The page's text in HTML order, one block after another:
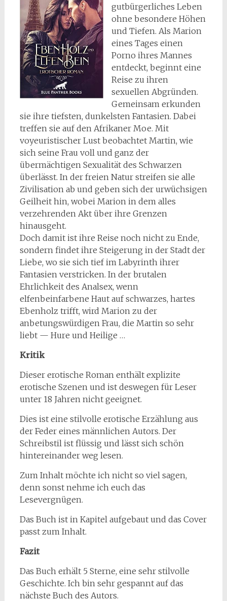
gutbürgerliches Leben
ohne besondere Höhen
und Tiefen. Als Marion
eines Tages einen
Porno ihres Mannes
entdeckt, beginnt eine
Reise zu ihren
sexuellen Abgründen.
Gemeinsam erkunden
sie ihre tiefsten, dunkelsten Fantasien. Dabei
treffen sie auf den Afrikaner Moe. Mit
voyeuristischer Lust beobachtet Martin, wie
sich seine Frau voll und ganz der
übermächtigen Sexualität des Schwarzen
überlässt. In der freien Natur streifen sie alle
Zivilisation ab und geben sich der urwüchsigen
Geilheit hin, wobei Marion in dem alles
verzehrenden Akt über ihre Grenzen
hinausgeht.
Doch damit ist ihre Reise noch nicht zu Ende,
sondern findet ihre Steigerung in der Stadt der
Liebe, wo sie sich tief im Labyrinth ihrer
Fantasien verstricken. In der brutalen
Ehrlichkeit des Analsex, wenn
elfenbeinfarbene Haut auf schwarzes, hartes
Ebenholz trifft, wird Marion zu der
anbetungswürdigen Frau, die Martin so sehr
liebt — Hure und Heilige …
Kritik
Dieser erotische Roman enthält explizite
erotische Szenen und ist deswegen für Leser
unter 18 Jahren nicht geeignet.
Dies ist eine stilvolle erotische Erzählung aus
der Feder eines männlichen Autors. Der
Schreibstil ist flüssig und lässt sich schön
hintereinander weg lesen.
Zum Inhalt möchte ich nicht so viel sagen,
denn sonst nehme ich euch das
Lesevergnügen.
Das Buch ist in Kapitel aufgebaut und das Cover
passt zum Inhalt.
Fazit
Das Buch erhält 5 Sterne, eine sehr stilvolle
Geschichte. Ich bin sehr gespannt auf das
nächste Buch des Autors.